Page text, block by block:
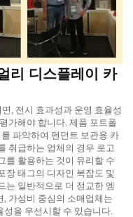
리 디스플레이 카
, 전시 효과성과 운영 효율성
가해야 합니다. 제품 포트폴
파악하여 펜던트 보관용 카
취급하는 업체의 경우 로고
를 활용하는 것이 유리할 수
장 태그의 디자인 복잡도 및
는 일반적으로 더 정교한 엠
가성비 중심의 소매업체는
을 우선시할 수 있습니다.